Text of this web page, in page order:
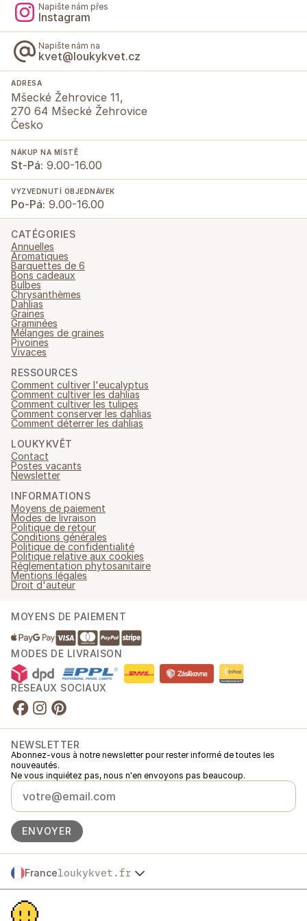
Napište nám přes
Instagram
Napište nám na
kvet@loukykvet.cz
ADRESA
Mšecké Žehrovice 11,
270 64 Mšecké Žehrovice
Česko
NÁKUP NA MÍSTĚ
St-Pá: 9.00-16.00
VYZVEDNUTÍ OBJEDNÁVEK
Po-Pá: 9.00-16.00
CATÉGORIES
Annuelles
Aromatiques
Barquettes de 6
Bons cadeaux
Bulbes
Chrysanthèmes
Dahlias
Graines
Graminées
Mélanges de graines
Pivoines
Vivaces
RESSOURCES
Comment cultiver l'eucalyptus
Comment cultiver les dahlias
Comment cultiver les tulipes
Comment conserver les dahlias
Comment déterrer les dahlias
LOUKYKVĚT
Contact
Postes vacants
Newsletter
INFORMATIONS
Moyens de paiement
Modes de livraison
Politique de retour
Conditions générales
Politique de confidentialité
Politique relative aux cookies
Réglementation phytosanitaire
Mentions légales
Droit d'auteur
MOYENS DE PAIEMENT
MODES DE LIVRAISON
RÉSEAUX SOCIAUX
NEWSLETTER
Abonnez-vous à notre newsletter pour rester informé de toutes les
nouveautés.
Ne vous inquiétez pas, nous n'en envoyons pas beaucoup.
ENVOYER
Franceloukykvet.fr
Česko
Slovensko
Polska
Loukykvět s.r.o. est immatriculée au Registre du Commerce du Tribunal